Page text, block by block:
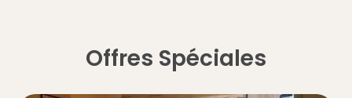
Offres Spéciales